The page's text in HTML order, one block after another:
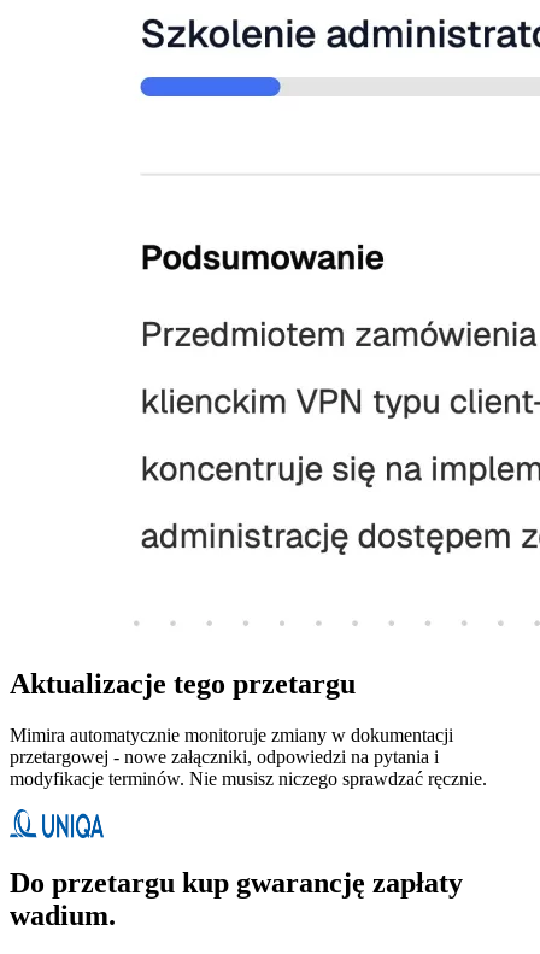
Aktualizacje tego przetargu
Mimira automatycznie monitoruje zmiany w dokumentacji
przetargowej - nowe załączniki, odpowiedzi na pytania i
modyfikacje terminów. Nie musisz niczego sprawdzać ręcznie.
Do przetargu kup gwarancję zapłaty
wadium.